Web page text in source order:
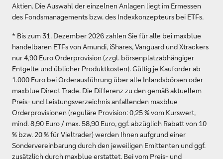
Aktien. Die Auswahl der einzelnen Anlagen liegt im Ermessen
des Fondsmanagements bzw. des Indexkonzepteurs bei ETFs.
* Bis zum 31. Dezember 2026 zahlen Sie für alle bei maxblue
handelbaren ETFs von Amundi, iShares, Vanguard und Xtrackers
nur 4,90 Euro Orderprovision (zzgl. börsenplatzabhängiger
Entgelte und üblicher Produktkosten). Gültig je Kauforder ab
1.000 Euro bei Orderausführung über alle Inlandsbörsen oder
maxblue Direct Trade. Die Differenz zu den gemäß aktuellem
Preis- und Leistungsverzeichnis anfallenden maxblue
Orderprovisionen (reguläre Provision: 0,25 % vom Kurswert,
mind. 8,90 Euro / max. 58,90 Euro, ggf. abzüglich Rabatt von 10
% bzw. 20 % für Vieltrader) werden Ihnen aufgrund einer
Sondervereinbarung durch den jeweiligen Emittenten und ggf.
zusätzlich durch maxblue erstattet. Bei vom Preis- und